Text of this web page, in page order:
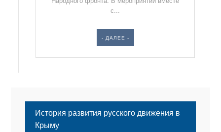
с...
- ДАЛЕЕ -
История развития русского движения в
Крыму